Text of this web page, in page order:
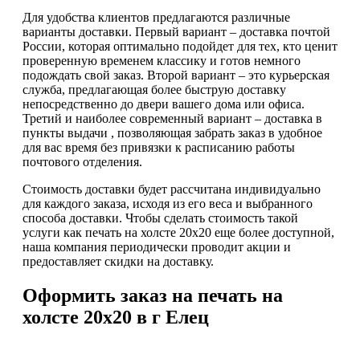
Для удобства клиентов предлагаются различные
варианты доставки. Первый вариант – доставка почтой
России, которая оптимально подойдет для тех, кто ценит
проверенную временем классику и готов немного
подождать свой заказ. Второй вариант – это курьерская
служба, предлагающая более быструю доставку
непосредственно до двери вашего дома или офиса.
Третий и наиболее современный вариант – доставка в
пункты выдачи , позволяющая забрать заказ в удобное
для вас время без привязки к расписанию работы
почтового отделения.
Стоимость доставки будет рассчитана индивидуально
для каждого заказа, исходя из его веса и выбранного
способа доставки. Чтобы сделать стоимость такой
услуги как печать на холсте 20х20 еще более доступной,
наша компания периодически проводит акции и
предоставляет скидки на доставку.
Оформить заказ на печать на
холсте 20х20 в г Елец